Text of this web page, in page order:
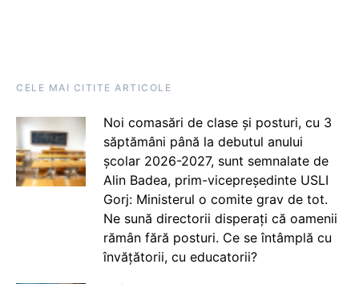
CELE MAI CITITE ARTICOLE
Noi comasări de clase și posturi, cu 3
săptămâni până la debutul anului
școlar 2026-2027, sunt semnalate de
Alin Badea, prim-vicepreședinte USLI
Gorj: Ministerul o comite grav de tot.
Ne sună directorii disperați că oamenii
rămân fără posturi. Ce se întâmplă cu
învățătorii, cu educatorii?